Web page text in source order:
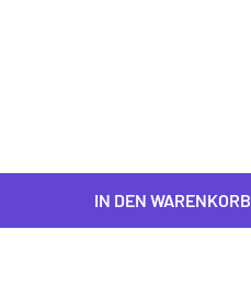
IN DEN WARENKORB